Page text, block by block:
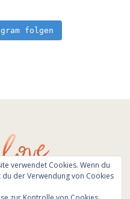
folgen
is love 2017.
verwendet Cookies. Wenn du
der Verwendung von Cookies